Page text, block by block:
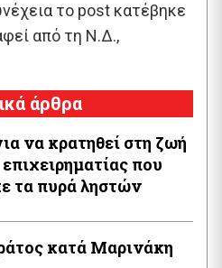
το post κατέβηκε
από τη Ν.Δ.,
άρθρα
να κρατηθεί στη ζωή
επιχειρηματίας που
τα πυρά ληστών
κατά Μαρινάκη